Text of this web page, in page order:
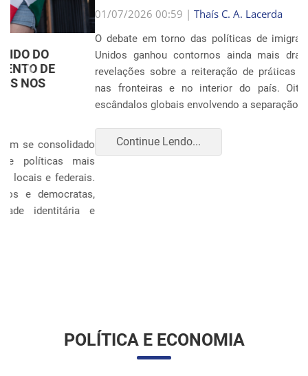
01/07/2026 00:59 |Thaís C. A. Lacerda
O debate em torno das políticas de imigração nos Estados
Unidos ganhou contornos ainda mais dramáticos com as
revelações sobre a reiteração de práticas punitivas severas
nas fronteiras e no interior do país. Oito anos após os
escândalos globais envolvendo a separação sistemática d...
Continue Lendo...
Anterior
POLÍTICA E ECONOMIA